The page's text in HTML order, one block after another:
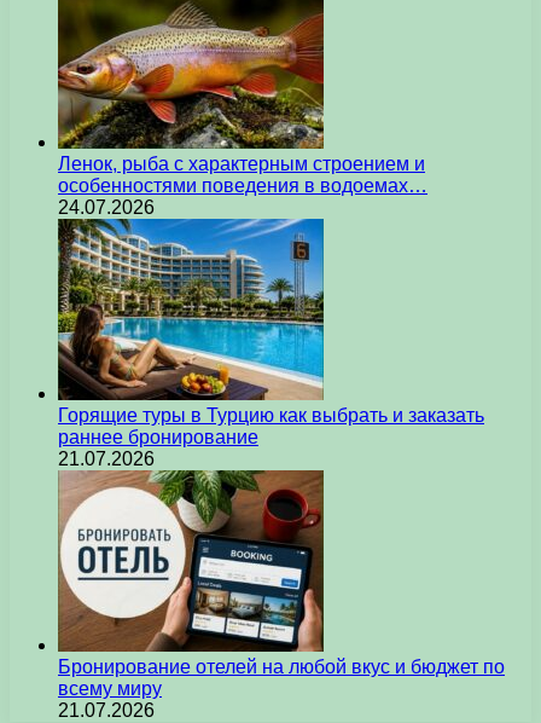
Ленок, рыба с характерным строением и
особенностями поведения в водоемах…
24.07.2026
Горящие туры в Турцию как выбрать и заказать
раннее бронирование
21.07.2026
Бронирование отелей на любой вкус и бюджет по
всему миру
21.07.2026